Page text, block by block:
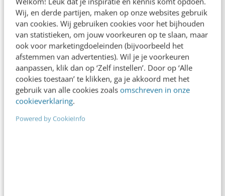
Wij, en derde partijen, maken op onze websites gebruik
van cookies. Wij gebruiken cookies voor het bijhouden
van statistieken, om jouw voorkeuren op te slaan, maar
ook voor marketingdoeleinden (bijvoorbeeld het
afstemmen van advertenties). Wil je je voorkeuren
aanpassen, klik dan op ‘Zelf instellen’. Door op ‘Alle
cookies toestaan’ te klikken, ga je akkoord met het
gebruik van alle cookies zoals omschreven in onze
cookieverklaring.
Powered by CookieInfo
In 2,5 uur van Google-first naar AI-first: zo wordt je
content beter gevonden. Schrijf je in en bekijk
direct.
Meer weten